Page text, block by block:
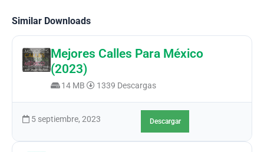
Similar Downloads
Mejores Calles Para México
(2023)
14 MB 1339 Descargas
5 septiembre, 2023 Descargar